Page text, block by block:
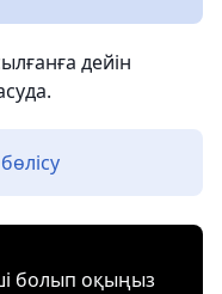
дейін
болып оқыңыз